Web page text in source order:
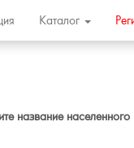
Каталог
название населенного